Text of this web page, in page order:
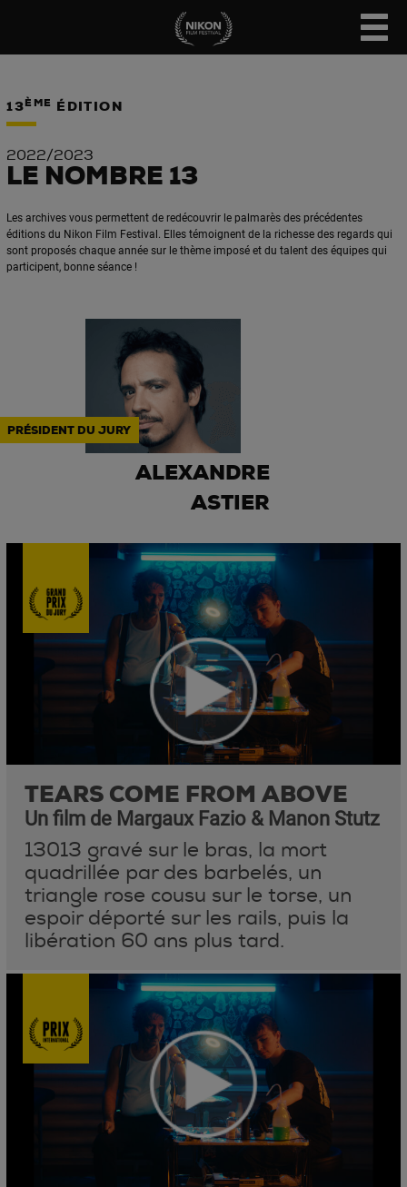
13ÈME ÉDITION
2022/2023
LE NOMBRE 13
Les archives vous permettent de redécouvrir le palmarès des précédentes
éditions du Nikon Film Festival. Elles témoignent de la richesse des regards qui
sont proposés chaque année sur le thème imposé et du talent des équipes qui
participent, bonne séance !
ALEXANDRE
ASTIER
PRÉSIDENT DU JURY
TEARS COME FROM ABOVE
Un film de Margaux Fazio & Manon Stutz
13013 gravé sur le bras, la mort
quadrillée par des barbelés, un
triangle rose cousu sur le torse, un
espoir déporté sur les rails, puis la
libération 60 ans plus tard.